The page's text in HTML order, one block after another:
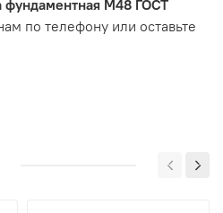
фундаментная М48 ГОСТ
по телефону или оставьте